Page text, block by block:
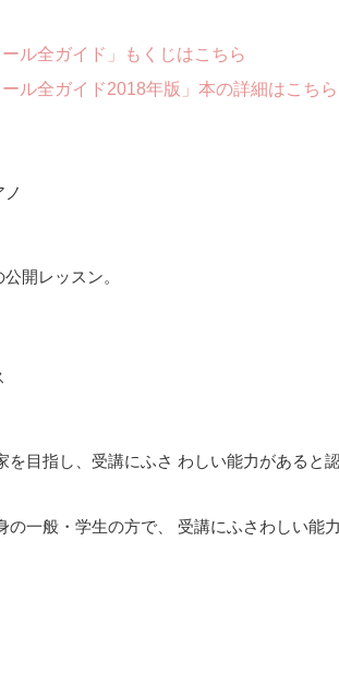
ル全ガイド」もくじはこちら
ル全ガイド2018年版」本の詳細はこちら
開レッスン。
を目指し、受講にふさ わしい能力があると
の一般・学生の方で、 受講にふさわしい能